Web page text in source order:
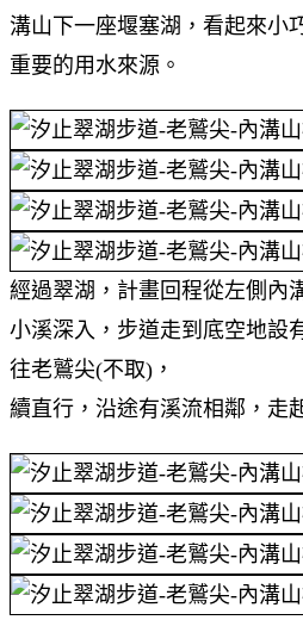
溝山下一座堰塞湖，看起來小
重要的用水來源。
經過翠湖，計畫回程從左側內
小溪深入，步道走到底空地設
往老鷲尖(不取)，
續直行，沿途有溪流相鄰，走